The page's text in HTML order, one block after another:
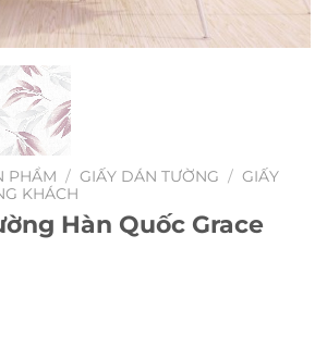
PHẨM / GIẤY DÁN TƯỜNG / GIẤY
KHÁCH
Hàn Quốc Grace